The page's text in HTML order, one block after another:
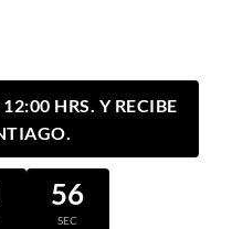
HRS. Y RECIBE
56
SEC